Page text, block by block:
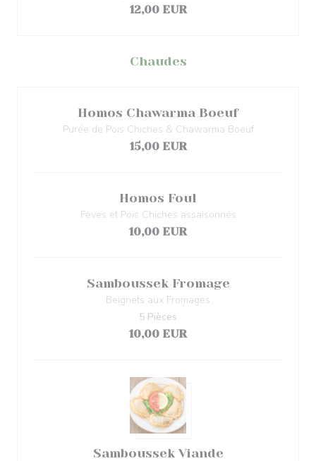
12,00 EUR
Chaudes
Homos Chawarma Boeuf
Purée de Pois Chiches & Chawarma Boeuf
15,00 EUR
Homos Foul
Fèves et Pois Chiches assaisonnés
10,00 EUR
Samboussek Fromage
Beignets aux Fromages
10,00 EUR
5 Pièces
Samboussek Viande